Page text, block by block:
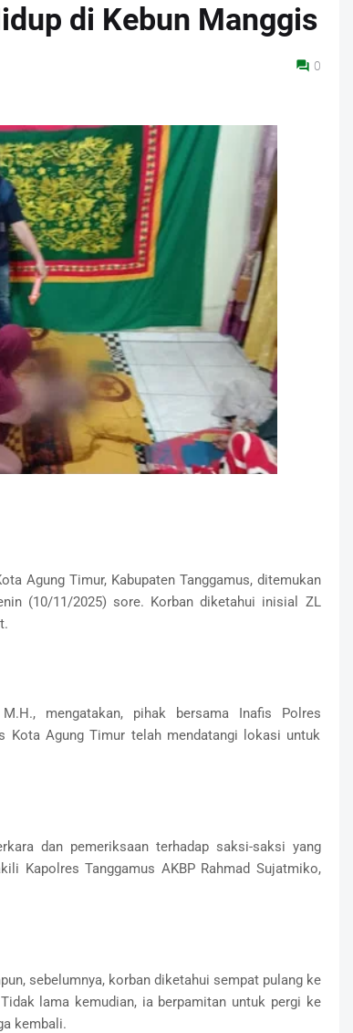
di Kebun Manggis
0
Agung Timur, Kabupaten Tanggamus, ditemukan
(10/11/2025) sore. Korban diketahui inisial ZL
mengatakan, pihak bersama Inafis Polres
Kota Agung Timur telah mendatangi lokasi untuk
dan pemeriksaan terhadap saksi-saksi yang
Kapolres Tanggamus AKBP Rahmad Sujatmiko,
sebelumnya, korban diketahui sempat pulang ke
lama kemudian, ia berpamitan untuk pergi ke
kembali.